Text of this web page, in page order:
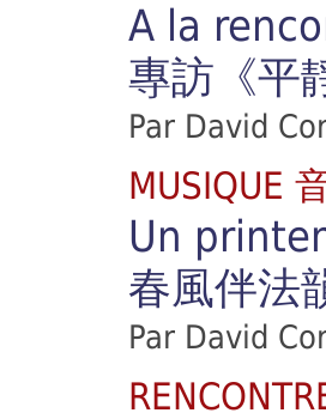
A la
專訪《平
Par David
MUSIQUE
Un
春風伴法
Par David